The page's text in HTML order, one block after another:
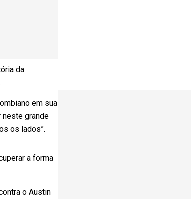
da
em sua
neste grande
os lados”.
a forma
o Austin